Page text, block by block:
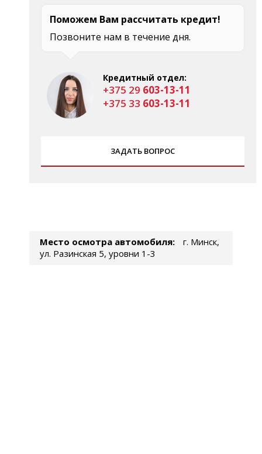
Поможем Вам рассчитать кредит!
Позвоните нам в течение дня.
Кредитный отдел:
+375 29 603-13-11
+375 33 603-13-11
ЗАДАТЬ ВОПРОС
Место осмотра автомобиля:
г. Минск,
ул. Разинская 5, уровни 1-3